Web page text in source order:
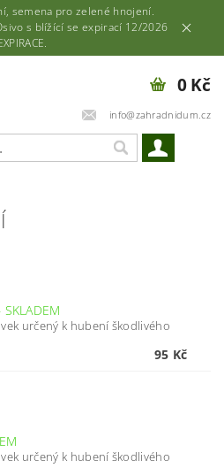
semena pro zelené hnojení.
s blížící se expirací 12/2026
info@zahradnidum.cz
0 Kč
SKLADEM
určený k hubení škodlivého
95 Kč
určený k hubení škodlivého